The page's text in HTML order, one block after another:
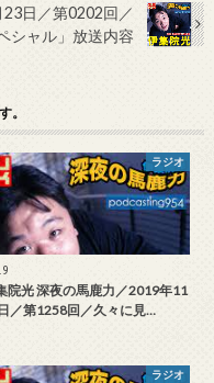
23日／第0202回／
シャル」放送内容
。
ラジオ
院光 深夜の馬鹿力／2019年11
／第1258回／久々に見…
ラジオ